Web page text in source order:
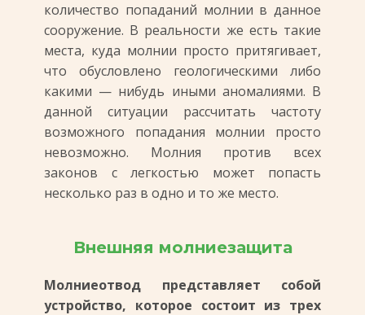
количество попаданий молнии в данное
сооружение. В реальности же есть такие
места, куда молнии просто притягивает,
что обусловлено геологическими либо
какими — нибудь иными аномалиями. В
данной ситуации рассчитать частоту
возможного попадания молнии просто
невозможно. Молния против всех
законов с легкостью может попасть
несколько раз в одно и то же место.
Внешняя молниезащита
Молниеотвод представляет собой
устройство, которое состоит из трех